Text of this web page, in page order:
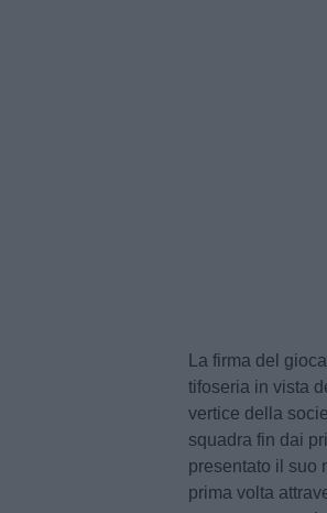
La firma del
tifoseria in vista
vertice della
squadra fin dai
presentato il suo
prima volta